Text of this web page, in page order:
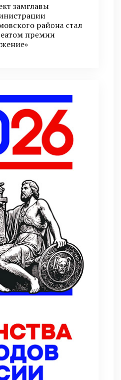
замглавы
района стал
премии